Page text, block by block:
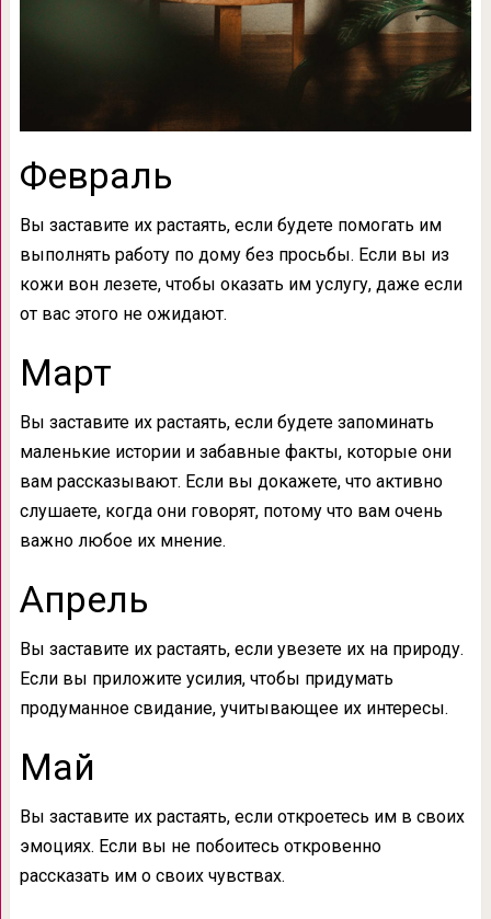
Февраль
Вы заставите их растаять, если будете помогать им
выполнять работу по дому без просьбы. Если вы из
кожи вон лезете, чтобы оказать им услугу, даже если
от вас этого не ожидают.
Март
Вы заставите их растаять, если будете запоминать
маленькие истории и забавные факты, которые они
вам рассказывают. Если вы докажете, что активно
слушаете, когда они говорят, потому что вам очень
важно любое их мнение.
Апрель
Вы заставите их растаять, если увезете их на природу.
Если вы приложите усилия, чтобы придумать
продуманное свидание, учитывающее их интересы.
Май
Вы заставите их растаять, если откроетесь им в своих
эмоциях. Если вы не побоитесь откровенно
рассказать им о своих чувствах.